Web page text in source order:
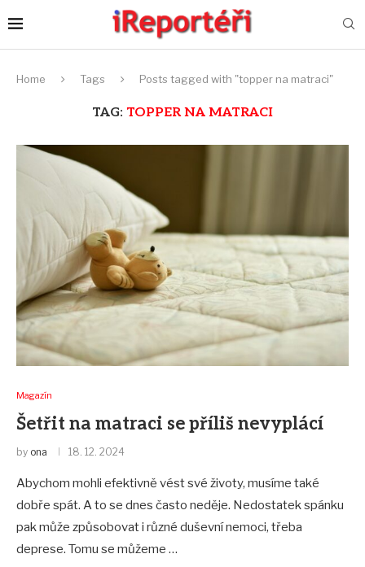
Home Tags Posts tagged with "topper na matraci"
TAG: TOPPER NA MATRACI
Magazín
Šetřit na matraci se příliš nevyplácí
by ona 18. 12. 2024
Abychom mohli efektivně vést své životy, musíme také
dobře spát. A to se dnes často neděje. Nedostatek spánku
pak může způsobovat i různé duševní nemoci, třeba
deprese. Tomu se můžeme …